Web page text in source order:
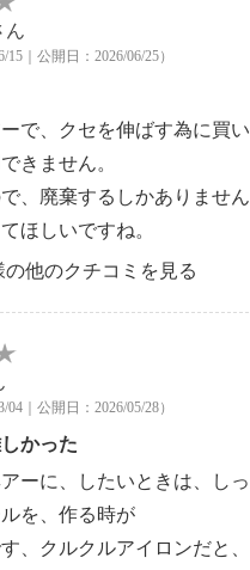
恐れがあるため、長時間の
５秒以上同じ部分にアイロ
グ中は、コーム部分は大変
地肌に触れないよう注意す
辺も熱くなるので、注意
グ中にアイロンを台や机な
な場所に置き、燃えやすい
から離して置く。また、
すめする
ダメージが気になる方は、
とをおすすめする
方・硬毛・縮毛矯正をおか
ング方法によっては、
部の高温部分が熱いままポ
にやめる
ん
15｜公開日：2026/06/25）
で、クセを伸ばす為に買
きません。
、廃棄するしかありません
ほしいですね。
の他のクチコミを見る
04｜公開日：2026/05/28）
かった
ーに、したいときは、し
を、作る時が
、クルクルアイロンだと